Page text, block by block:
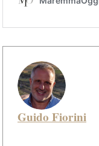
Guido Fiorini